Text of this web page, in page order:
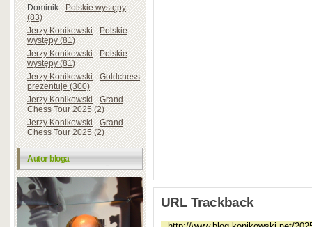
Dominik-Polskie występy
(83)
Jerzy Konikowski-Polskie
występy (81)
Jerzy Konikowski-Polskie
występy (81)
Jerzy Konikowski-Goldchess
prezentuje (300)
Jerzy Konikowski-Grand
Chess Tour 2025 (2)
Jerzy Konikowski-Grand
Chess Tour 2025 (2)
Autor bloga
URL Trackback